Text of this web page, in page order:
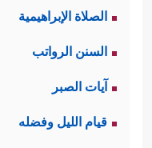
البعيدين عن
إليها للحج
الكلمات تؤثِّر
واضحًا
الصلاة الإبراهيمية
السنن الرواتب
آيات الصبر
قيام الليل وفضله